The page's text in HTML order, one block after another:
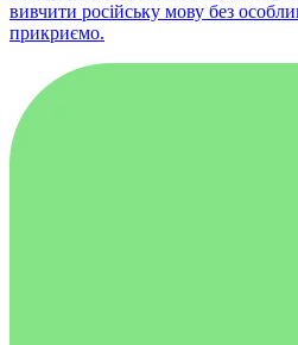
вивчити російську мову без
прикриємо.